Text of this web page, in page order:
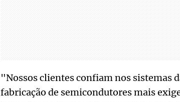
"Nossos clientes confiam nos sistemas
fabricação de semicondutores mais